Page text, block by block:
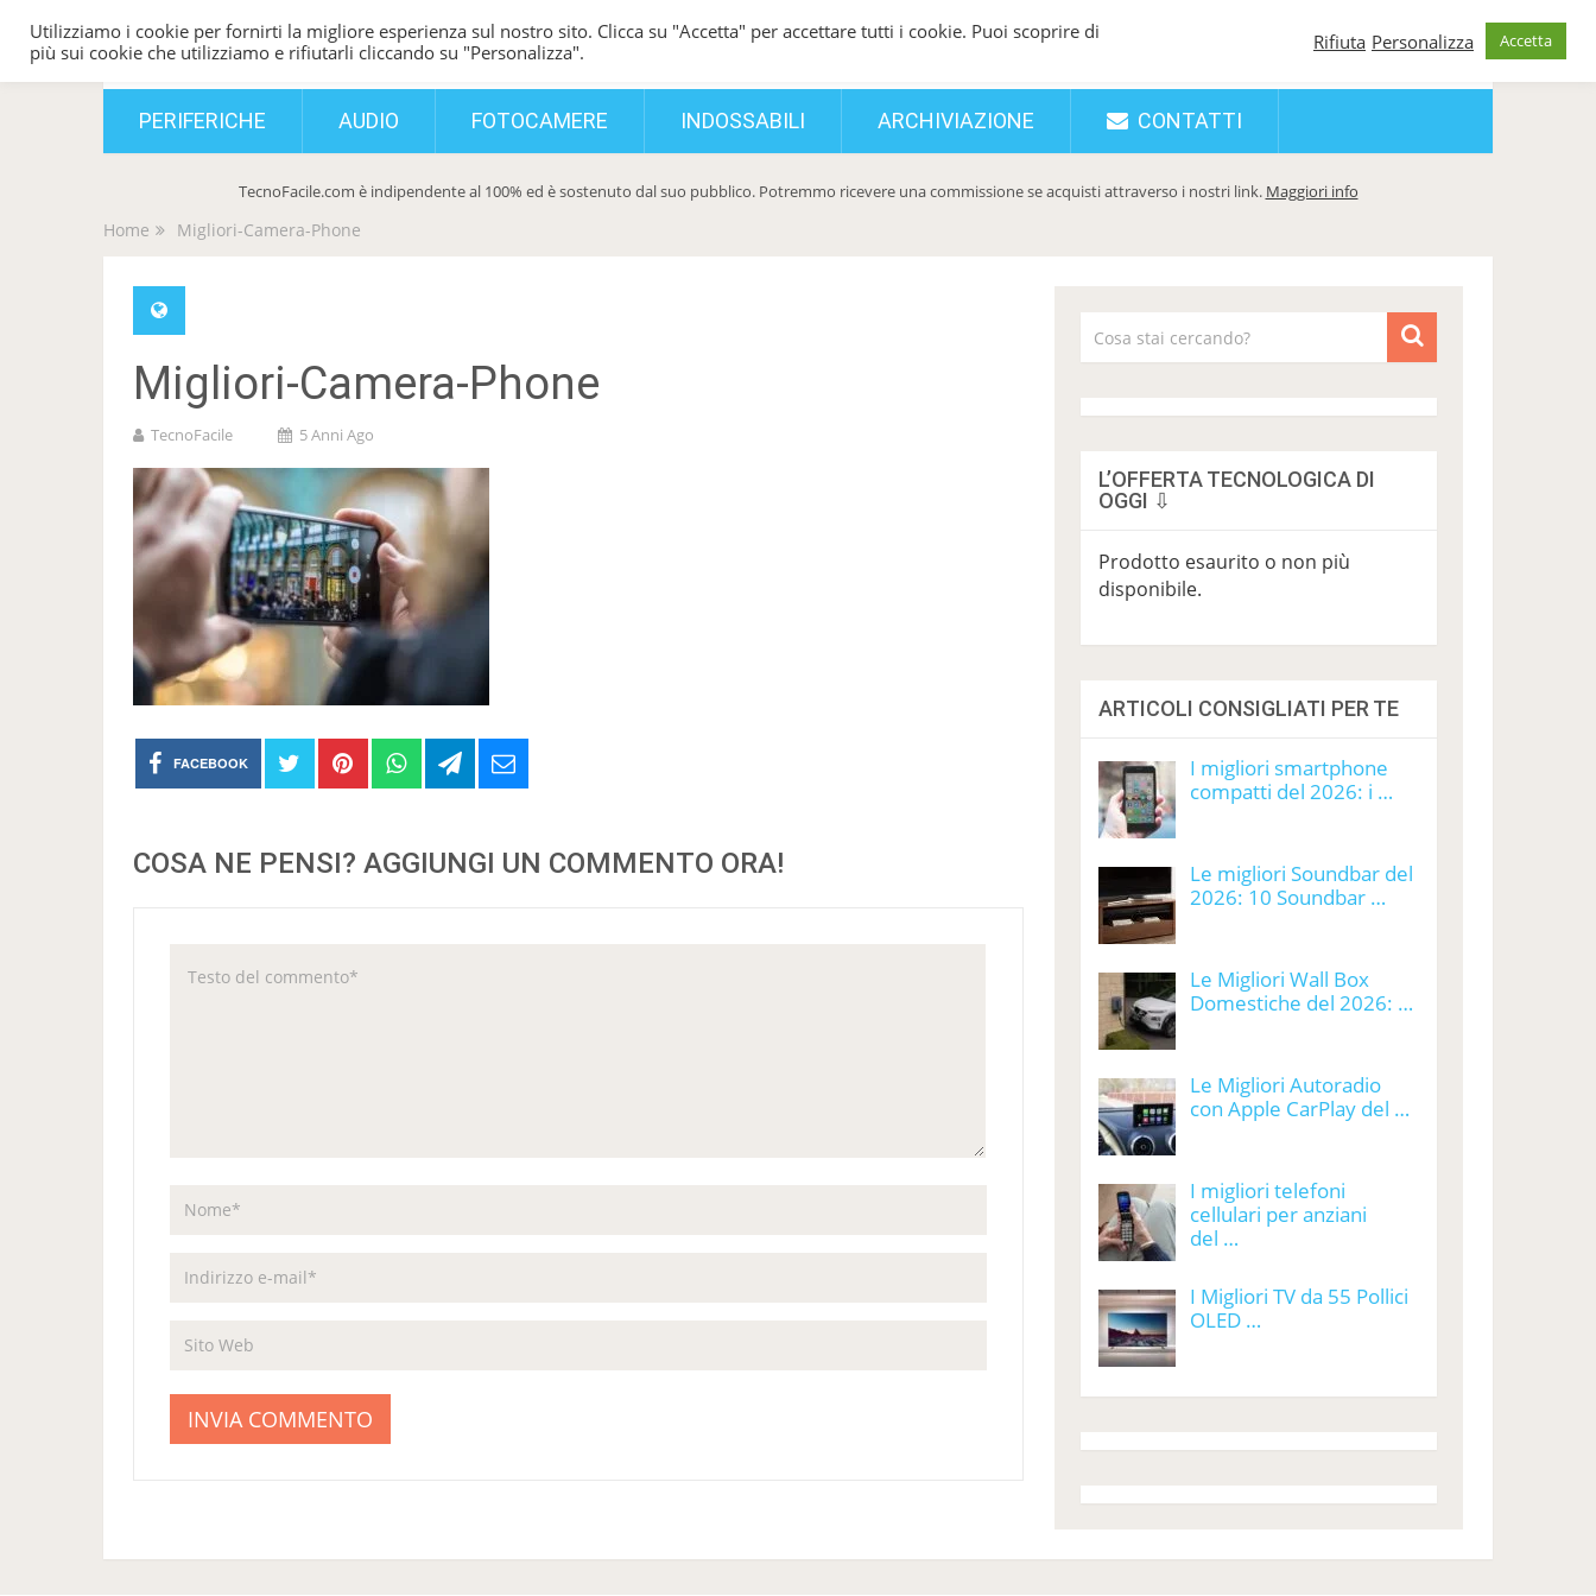
TecnoFacile
PERIFERICHE AUDIO FOTOCAMERE INDOSSABILI ARCHIVIAZIONE CONTATTI
TecnoFacile.com è indipendente al 100% ed è sostenuto dal suo pubblico. Potremmo ricevere una commissione se acquisti attraverso i nostri link. Maggiori info
Home Migliori-Camera-Phone
Migliori-Camera-Phone
TecnoFacile 5 Anni Ago
FACEBOOK
COSA NE PENSI? AGGIUNGI UN COMMENTO ORA!
L’OFFERTA TECNOLOGICA DI
OGGI ⇩
Prodotto esaurito o non più
disponibile.
ARTICOLI CONSIGLIATI PER TE
I migliori smartphone
compatti del 2026: i …
Le migliori Soundbar del
2026: 10 Soundbar …
Le Migliori Wall Box
Domestiche del 2026: …
Le Migliori Autoradio
con Apple CarPlay del …
I migliori telefoni
cellulari per anziani
del …
I Migliori TV da 55 Pollici
OLED …
Utilizziamo i cookie per fornirti la migliore esperienza sul nostro sito. Clicca su "Accetta" per accettare tutti i cookie. Puoi scoprire di
più sui cookie che utilizziamo e rifiutarli cliccando su "Personalizza".
Rifiuta Personalizza Accetta